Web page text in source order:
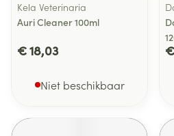
Kela Veterinaria
Auri Cleaner 100ml
€ 18,03
Niet beschikbaar